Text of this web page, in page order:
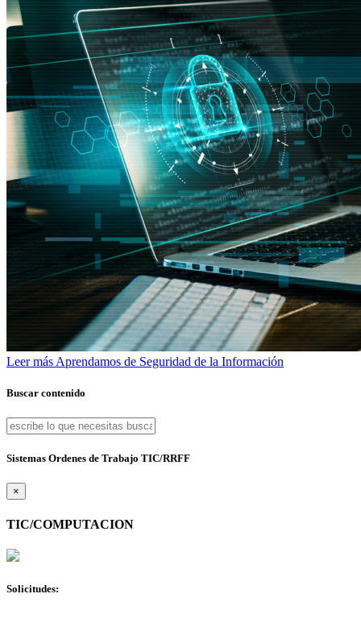
Leer más Aprendamos de Seguridad de la Información
Buscar contenido
Sistemas Ordenes de Trabajo TIC/RRFF
×
TIC/COMPUTACION
Solicitudes: